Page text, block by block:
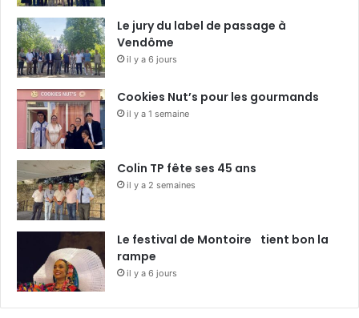
Le jury du label de passage à
Vendôme
il y a 6 jours
Cookies Nut’s pour les gourmands
il y a 1 semaine
Colin TP fête ses 45 ans
il y a 2 semaines
Le festival de Montoire tient bon la
rampe
il y a 6 jours